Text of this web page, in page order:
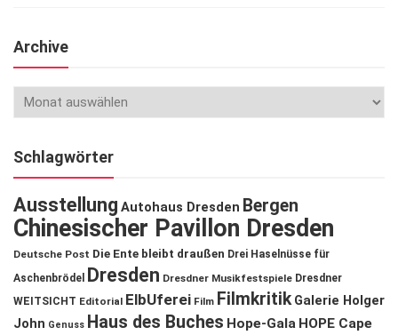
Archive
Schlagwörter
Ausstellung Autohaus Dresden Bergen
Chinesischer Pavillon Dresden
Deutsche Post Die Ente bleibt draußen Drei Haselnüsse für
Aschenbrödel
Dresden Dresdner Musikfestspiele Dresdner
WEITSICHT Editorial ElbUferei Film Filmkritik Galerie Holger
John Genuss Haus des Buches Hope-Gala HOPE Cape